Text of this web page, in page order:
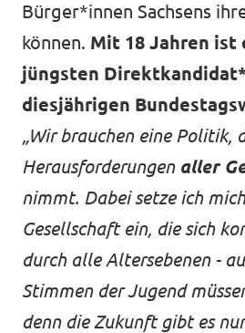
Bürger*innen Sachsens
können. Mit 18 Jahren ist
jüngsten
diesjährigen
„Wir brauchen eine Politik,
Herausforderungen aller
nimmt. Dabei setze ich
Gesellschaft ein, die sich
durch alle Altersebenen -
Stimmen der Jugend
denn die Zukunft gibt es